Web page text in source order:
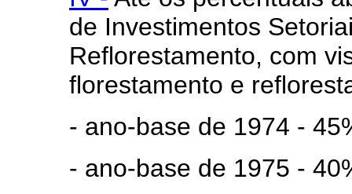
de Investimentos
Reflorestamento, com
florestamento e
- ano-base de 1974 -
- ano-base de 1975 -